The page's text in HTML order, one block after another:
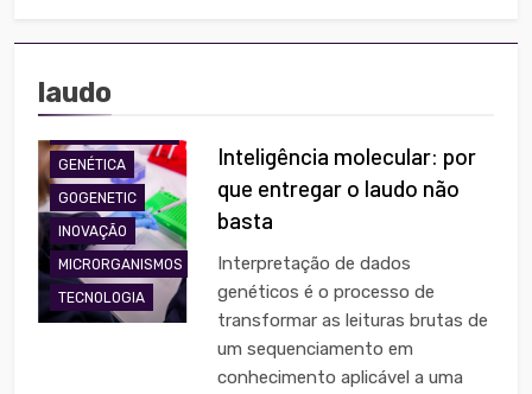
laudo
MOLECULARES
GENÉTICA
GOGENETIC
INOVAÇÃO
MICRORGANISMOS
TECNOLOGIA
Inteligência molecular: por
que entregar o laudo não
basta
Interpretação de dados
genéticos é o processo de
transformar as leituras brutas de
um sequenciamento em
conhecimento aplicável a uma